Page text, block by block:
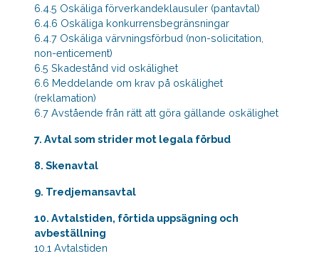
6.4.5 Oskäliga förverkandeklausuler (pantavtal)
6.4.6 Oskäliga konkurrensbegränsningar
6.4.7 Oskäliga värvningsförbud (non-solicitation,
non-enticement)
6.5 Skadestånd vid oskälighet
6.6 Meddelande om krav på oskälighet
(reklamation)
6.7 Avstående från rätt att göra gällande oskälighet
7. Avtal som strider mot legala förbud
8. Skenavtal
9. Tredjemansavtal
10. Avtalstiden, förtida uppsägning och
avbeställning
10.1 Avtalstiden